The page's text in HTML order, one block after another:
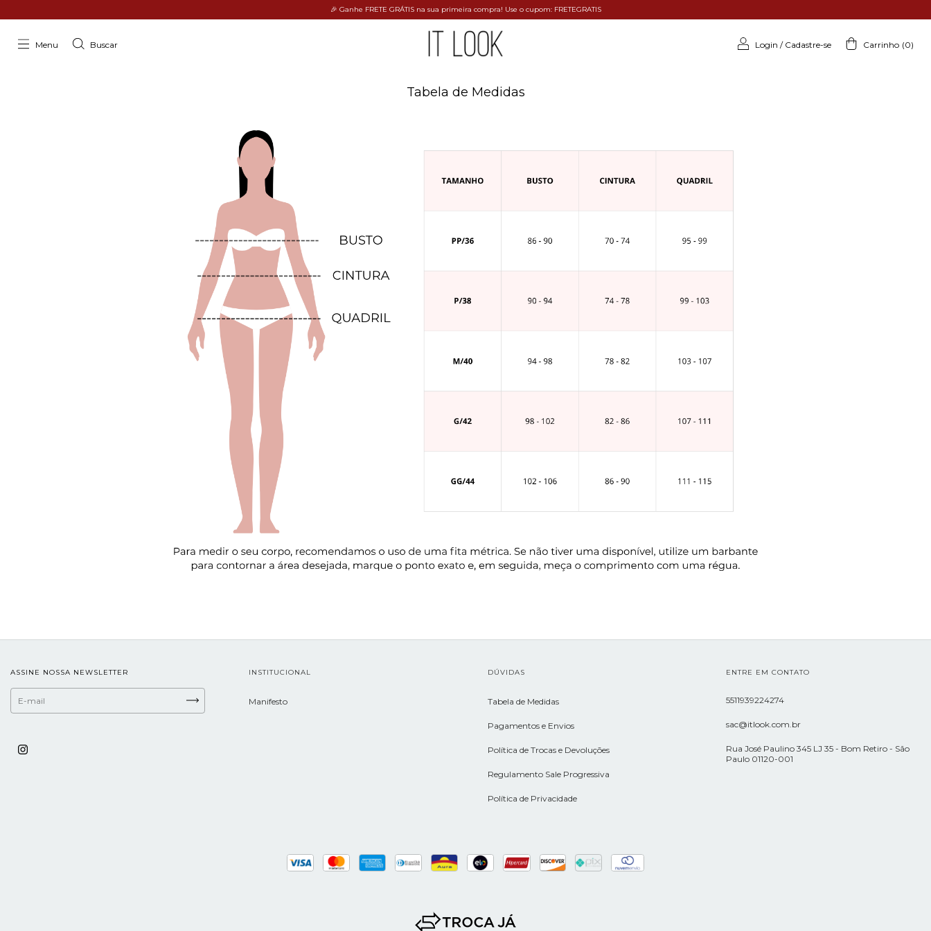
🎉 Ganhe FRETE GRÁTIS na sua primeira compra! Use o cupom: FRETEGRATIS
Menu Buscar Login / Cadastre-se Carrinho (0)
Tabela de Medidas
ASSINE NOSSA NEWSLETTER INSTITUCIONAL
Manifesto
DÚVIDAS
Tabela de Medidas
Pagamentos e Envios
Política de Trocas e Devoluções
Regulamento Sale Progressiva
Política de Privacidade
ENTRE EM CONTATO
5511939224274
sac@itlook.com.br
Rua José Paulino 345 LJ 35 - Bom Retiro - São
Paulo 01120-001